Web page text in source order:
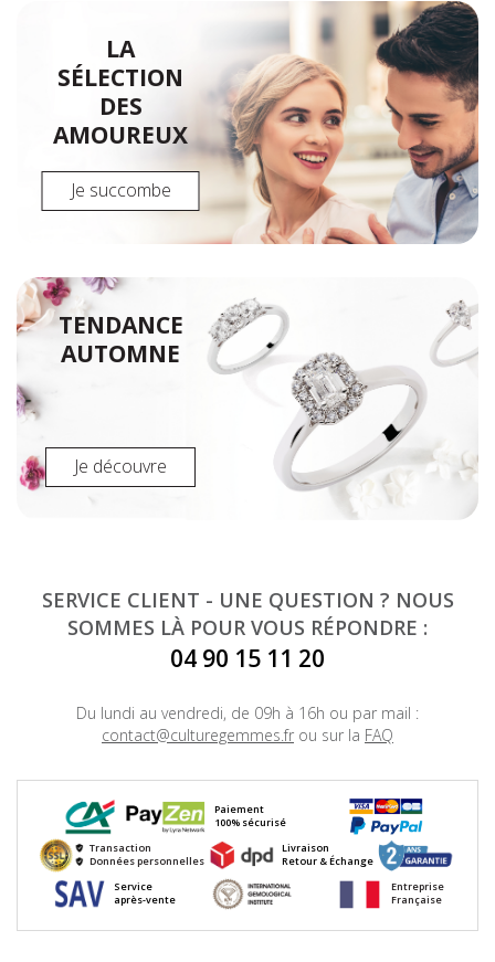
LA
SÉLECTION
DES
AMOUREUX
Je succombe
TENDANCE
AUTOMNE
Je découvre
SERVICE CLIENT - UNE QUESTION ? NOUS
SOMMES LÀ POUR VOUS RÉPONDRE :
04 90 15 11 20
Du lundi au vendredi, de 09h à 16h ou par mail :
contact@culturegemmes.fr ou sur la FAQ
Paiement
100% sécurisé
Transaction
Données personnelles
Livraison
Retour & Échange
Service
après-vente
Entreprise
Française